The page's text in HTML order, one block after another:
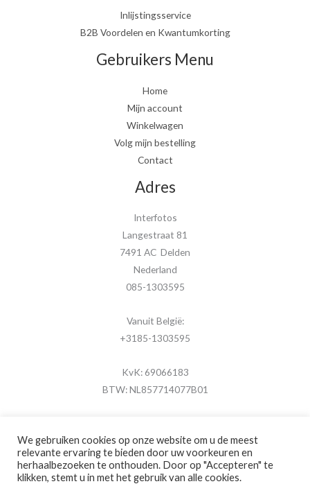
Inlijstingsservice
B2B Voordelen en Kwantumkorting
Gebruikers Menu
Home
Mijn account
Winkelwagen
Volg mijn bestelling
Contact
Adres
Interfotos
Langestraat 81
7491 AC Delden
Nederland
085-1303595
Vanuit België:
+3185-1303595
KvK: 69066183
BTW: NL857714077B01
Copyright © 2026 MijnFotolijstje.nl
We gebruiken cookies op onze website om u de meest
relevante ervaring te bieden door uw voorkeuren en
herhaalbezoeken te onthouden. Door op "Accepteren" te
klikken, stemt u in met het gebruik van alle cookies.